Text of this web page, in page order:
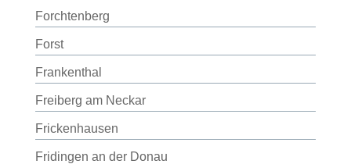
Forchtenberg
Forst
Frankenthal
Freiberg am Neckar
Frickenhausen
Fridingen an der Donau